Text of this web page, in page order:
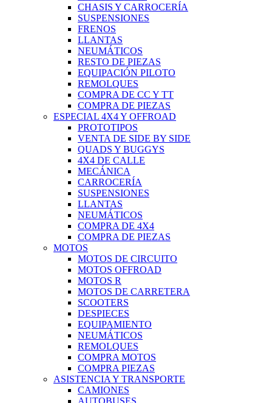
CHASIS Y CARROCERÍA
SUSPENSIONES
FRENOS
LLANTAS
NEUMÁTICOS
RESTO DE PIEZAS
EQUIPACIÓN PILOTO
REMOLQUES
COMPRA DE CC Y TT
COMPRA DE PIEZAS
ESPECIAL 4X4 Y OFFROAD
PROTOTIPOS
VENTA DE SIDE BY SIDE
QUADS Y BUGGYS
4X4 DE CALLE
MECÁNICA
CARROCERÍA
SUSPENSIONES
LLANTAS
NEUMÁTICOS
COMPRA DE 4X4
COMPRA DE PIEZAS
MOTOS
MOTOS DE CIRCUITO
MOTOS OFFROAD
MOTOS R
MOTOS DE CARRETERA
SCOOTERS
DESPIECES
EQUIPAMIENTO
NEUMÁTICOS
REMOLQUES
COMPRA MOTOS
COMPRA PIEZAS
ASISTENCIA Y TRANSPORTE
CAMIONES
AUTOBUSES